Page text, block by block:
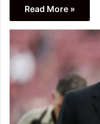
Read More »